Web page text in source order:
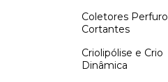
Coletores Perfuro
Cortantes
Criolipólise e Crio
Dinâmica